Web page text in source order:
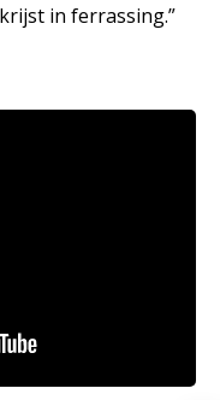
in ferrassing.”